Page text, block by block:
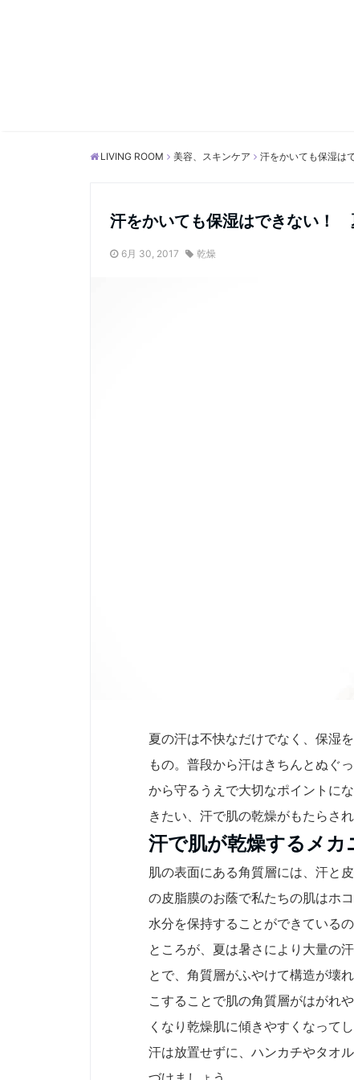
LIVING ROOM 美容、スキンケア 汗をかいても保湿は
汗をかいても保湿はできない！
6月 30, 2017 乾燥
夏の汗は不快なだけでなく、保湿
もの。普段から汗はきちんとぬぐ
から守るうえで大切なポイントに
きたい、汗で肌の乾燥がもたらさ
汗で肌が乾燥するメカ
肌の表面にある角質層には、汗と
の皮脂膜のお蔭で私たちの肌はホ
水分を保持することができているの
ところが、夏は暑さにより大量の
とで、角質層がふやけて構造が壊
こすることで肌の角質層がはがれ
くなり乾燥肌に傾きやすくなってし
汗は放置せずに、ハンカチやタオ